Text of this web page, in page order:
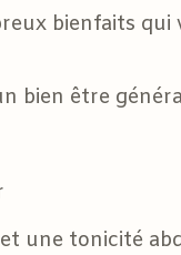
bienfaits
bien être
une tonicité